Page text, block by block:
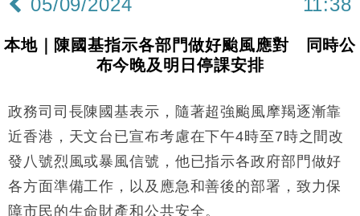
17:33
財經｜滙豐上調香港今年GDP預測至4.5% 看好貿易
16:47
本地｜假冒內地執法人員要求交「保證金」 43歲女子
損失近6900萬元
17:38 經濟｜大摩看淡內房今年表現 削新開工及銷售預測
科技｜iPhone 18 Pro成本或升4成 蘋果或犧牲毛利穩
定新機售價
本地｜陳國基指示各部門做好颱風應對 同時公
布今晚及明日停課安排
政務司司長陳國基表示，隨著超強颱風摩羯逐漸靠
近香港，天文台已宣布考慮在下午4時至7時之間改
發八號烈風或暴風信號，他已指示各政府部門做好
各方面準備工作，以及應急和善後的部署，致力保
障市民的生命財產和公共安全。